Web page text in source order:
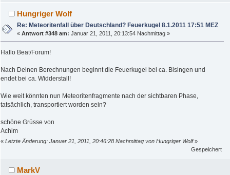
Hungriger Wolf
Re: Meteoritenfall über Deutschland? Feuerkugel 8.1.2011 17:51 MEZ
«Antwort #348 am: Januar 21, 2011, 20:13:54 Nachmittag »
Hallo Beat/Forum!
Nach Deinen Berechnungen beginnt die Feuerkugel bei ca. Bisingen und
endet bei ca. Widderstall!
Wie weit könnten nun Meteoritenfragmente nach der sichtbaren Phase,
tatsächlich, transportiert worden sein?
schöne Grüsse von
Achim
« Letzte Änderung: Januar 21, 2011, 20:46:28 Nachmittag von Hungriger Wolf»
Gespeichert
MarkV